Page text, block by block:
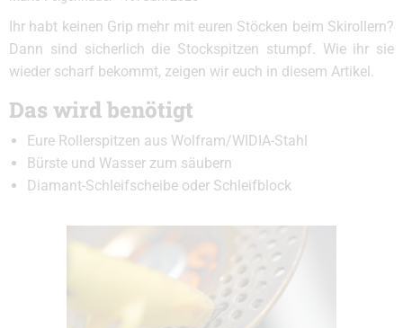
Ihr habt keinen Grip mehr mit euren Stöcken beim Skirollern?
Dann sind sicherlich die Stockspitzen stumpf. Wie ihr sie
wieder scharf bekommt, zeigen wir euch in diesem Artikel.
Das wird benötigt
Eure Rollerspitzen aus Wolfram/WIDIA-Stahl
Bürste und Wasser zum säubern
Diamant-Schleifscheibe oder Schleifblock